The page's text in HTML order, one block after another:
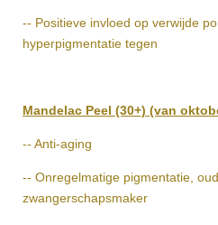
-- Positieve invloed op verwijde
hyperpigmentatie tegen
Mandelac Peel (30+) (van
-- Anti-aging
-- Onregelmatige pigmentatie,
zwangerschapsmaker